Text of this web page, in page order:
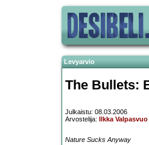
Levyarvio
The Bullets:
Julkaistu: 08.03.2006
Arvostelija:
Ilkka Valpasvuo
Nature Sucks Anyway